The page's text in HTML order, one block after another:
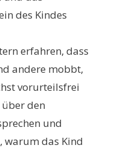
des Kindes
erfahren, dass
andere mobbt,
vorurteilsfrei
den
und
warum das Kind